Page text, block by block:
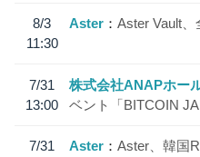
8/3
11:30
Aster Aster Vault
7/31
13:00
株式会社ANAPホー
ベント「BITCOIN
7/31
Aster
Aster、韓国